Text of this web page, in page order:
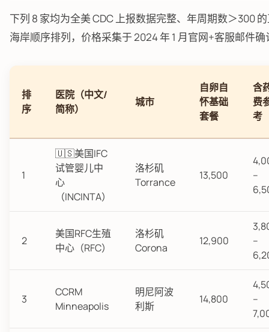
下列 8 家均为全美 CDC 上报数据完整、年周期数＞300
海岸顺序排列，价格采集于 2024 年 1 月官网+客服邮件
排
序
医院（中文/
简称）
城市
自卵自
怀基础
套餐
含
费
考
1
🇺🇸美国IFC
试管婴儿中
心
（INCINTA）
洛杉矶
Torrance
13,500
–
2
美国RFC生殖
中心（RFC）
洛杉矶
Corona
12,900
–
3
CCRM
Minneapolis
明尼阿波
利斯
14,800
–